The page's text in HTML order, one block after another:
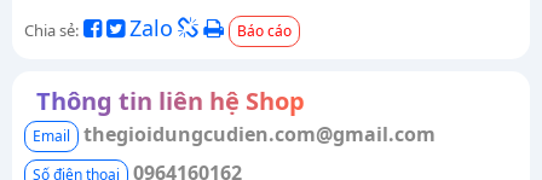
Chia sẻ: Zalo Báo cáo
Thông tin liên hệ Shop
Email thegioidungcudien.com@gmail.com
Số điện thoại 0964160162